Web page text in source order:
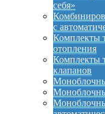
себя»
с
Комплекты
отопления
Комплекты
клапанов